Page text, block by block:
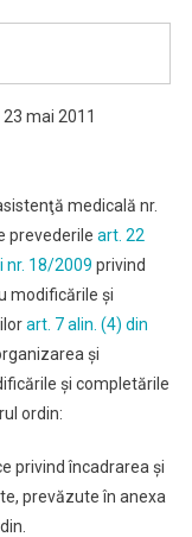
20
Pentru
Aprobarea
Normelor
Metodologice
Privind
Încadrarea
Activitatea
Limitate
23 mai 2011
medicală nr.
prevederile art. 22
nr. 18/2009 privind
modificările şi
art. 7 alin. (4) din
şi
şi completările
ordin:
privind încadrarea şi
prevăzute în anexa